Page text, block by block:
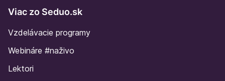
Viac zo Seduo.sk
Vzdelávacie programy
Webináre #naživo
Lektori